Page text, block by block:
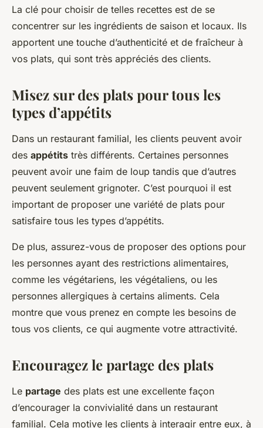
La clé pour choisir de telles recettes est de se
concentrer sur les ingrédients de saison et locaux. Ils
apportent une touche d’authenticité et de fraîcheur à
vos plats, qui sont très appréciés des clients.
Misez sur des plats pour tous les
types d’appétits
Dans un restaurant familial, les clients peuvent avoir
des appétits très différents. Certaines personnes
peuvent avoir une faim de loup tandis que d’autres
peuvent seulement grignoter. C’est pourquoi il est
important de proposer une variété de plats pour
satisfaire tous les types d’appétits.
De plus, assurez-vous de proposer des options pour
les personnes ayant des restrictions alimentaires,
comme les végétariens, les végétaliens, ou les
personnes allergiques à certains aliments. Cela
montre que vous prenez en compte les besoins de
tous vos clients, ce qui augmente votre attractivité.
Encouragez le partage des plats
Le partage des plats est une excellente façon
d’encourager la convivialité dans un restaurant
familial. Cela motive les clients à interagir entre eux, à